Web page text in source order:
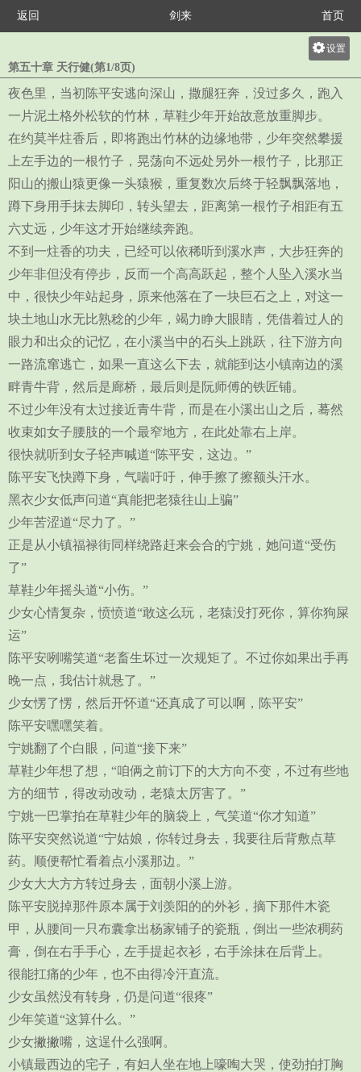
返回 剑来 首页
设置
大
中
小
第五十章 天行健(第1/8页)
夜色里，当初陈平安逃向深山，撒腿狂奔，没过多久，跑入
一片泥土格外松软的竹林，草鞋少年开始故意放重脚步。
在约莫半炷香后，即将跑出竹林的边缘地带，少年突然攀援
上左手边的一根竹子，晃荡向不远处另外一根竹子，比那正
阳山的搬山猿更像一头猿猴，重复数次后终于轻飘飘落地，
蹲下身用手抹去脚印，转头望去，距离第一根竹子相距有五
六丈远，少年这才开始继续奔跑。
不到一炷香的功夫，已经可以依稀听到溪水声，大步狂奔的
少年非但没有停步，反而一个高高跃起，整个人坠入溪水当
中，很快少年站起身，原来他落在了一块巨石之上，对这一
块土地山水无比熟稔的少年，竭力睁大眼睛，凭借着过人的
眼力和出众的记忆，在小溪当中的石头上跳跃，往下游方向
一路流窜逃亡，如果一直这么下去，就能到达小镇南边的溪
畔青牛背，然后是廊桥，最后则是阮师傅的铁匠铺。
不过少年没有太过接近青牛背，而是在小溪出山之后，蓦然
收束如女子腰肢的一个最窄地方，在此处靠右上岸。
很快就听到女子轻声喊道“陈平安，这边。”
陈平安飞快蹲下身，气喘吁吁，伸手擦了擦额头汗水。
黑衣少女低声问道“真能把老猿往山上骗”
少年苦涩道“尽力了。”
正是从小镇福禄街同样绕路赶来会合的宁姚，她问道“受伤
了”
草鞋少年摇头道“小伤。”
少女心情复杂，愤愤道“敢这么玩，老猿没打死你，算你狗屎
运”
陈平安咧嘴笑道“老畜生坏过一次规矩了。不过你如果出手再
晚一点，我估计就悬了。”
少女愣了愣，然后开怀道“还真成了可以啊，陈平安”
陈平安嘿嘿笑着。
宁姚翻了个白眼，问道“接下来”
草鞋少年想了想，“咱俩之前订下的大方向不变，不过有些地
方的细节，得改动改动，老猿太厉害了。”
宁姚一巴掌拍在草鞋少年的脑袋上，气笑道“你才知道”
陈平安突然说道“宁姑娘，你转过身去，我要往后背敷点草
药。顺便帮忙看着点小溪那边。”
少女大大方方转过身去，面朝小溪上游。
陈平安脱掉那件原本属于刘羡阳的的外衫，摘下那件木瓷
甲，从腰间一只布囊拿出杨家铺子的瓷瓶，倒出一些浓稠药
膏，倒在右手手心，左手提起衣衫，右手涂抹在后背上。
很能扛痛的少年，也不由得冷汗直流。
少女虽然没有转身，仍是问道“很疼”
少年笑道“这算什么。”
少女撇撇嘴，这逞什么强啊。
小镇最西边的宅子，有妇人坐在地上嚎啕大哭，使劲拍打胸